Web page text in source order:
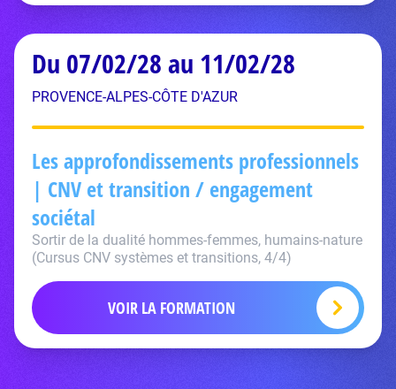
Du 07/02/28 au 11/02/28
PROVENCE-ALPES-CÔTE D'AZUR
Les approfondissements professionnels
| CNV et transition / engagement
sociétal
Sortir de la dualité hommes-femmes, humains-nature
(Cursus CNV systèmes et transitions, 4/4)
VOIR LA FORMATION